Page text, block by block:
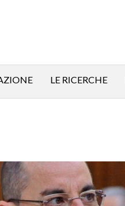
LE RICERCHE